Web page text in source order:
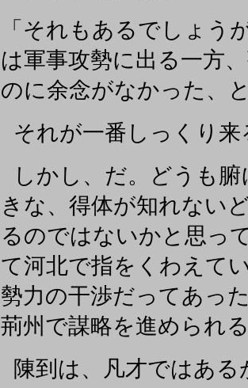
「それもあるでしょ
は軍事攻勢に出る一方
のに余念がなかった、
それが一番しっくり来
しかし、だ。どうも
きな、得体が知れない
るのではないかと思っ
て河北で指をくわえて
勢力の干渉だってあっ
荊州で謀略を進められ
陳到は、凡才ではある